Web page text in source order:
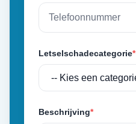
Letselschadecategorie*
Beschrijving*